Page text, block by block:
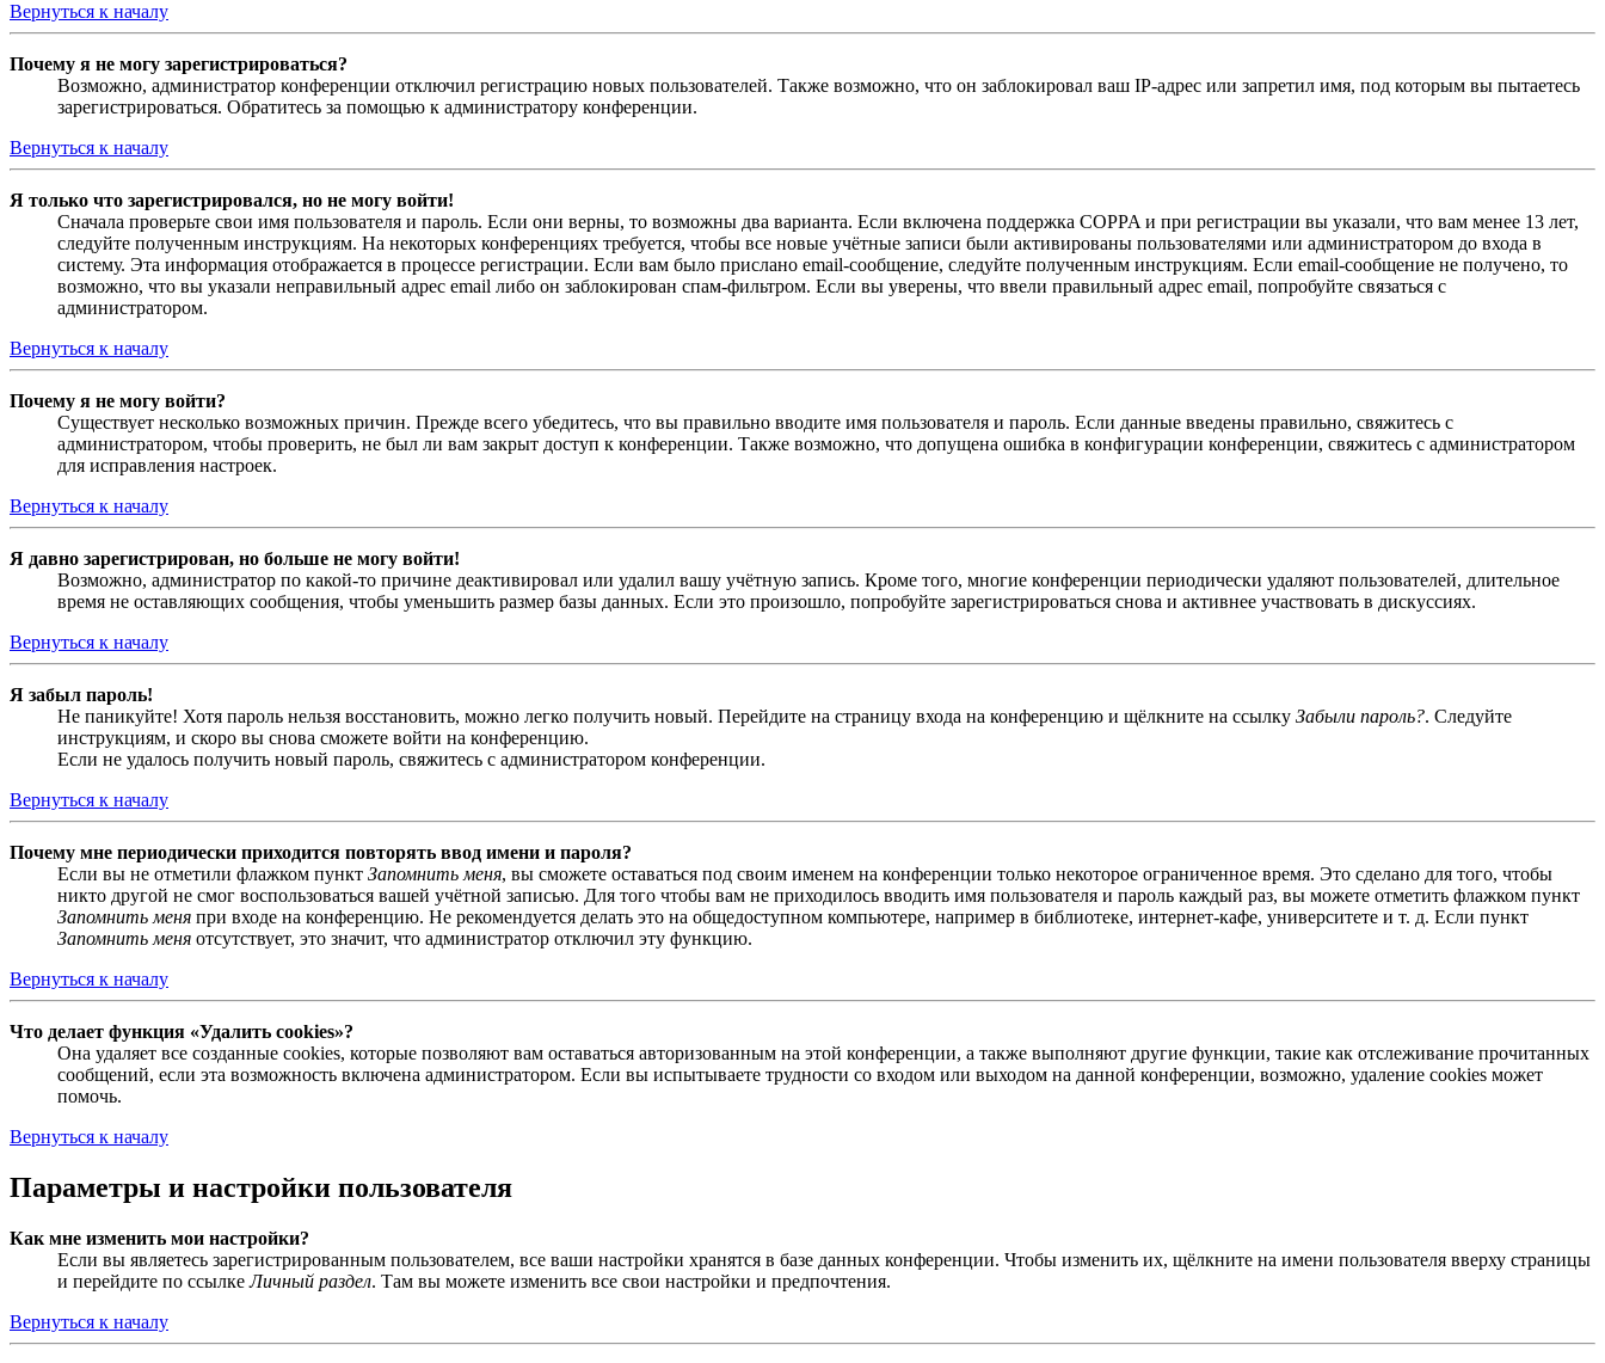
Вернуться к началу
Почему я не могу зарегистрироваться?
Возможно, администратор конференции отключил регистрацию новых пользователей. Также возможно, что он заблокировал ваш IP-адрес или запретил имя, под которым вы пытаетесь
зарегистрироваться. Обратитесь за помощью к администратору конференции.
Вернуться к началу
Я только что зарегистрировался, но не могу войти!
Сначала проверьте свои имя пользователя и пароль. Если они верны, то возможны два варианта. Если включена поддержка COPPA и при регистрации вы указали, что вам менее 13 лет,
следуйте полученным инструкциям. На некоторых конференциях требуется, чтобы все новые учётные записи были активированы пользователями или администратором до входа в
систему. Эта информация отображается в процессе регистрации. Если вам было прислано email-сообщение, следуйте полученным инструкциям. Если email-сообщение не получено, то
возможно, что вы указали неправильный адрес email либо он заблокирован спам-фильтром. Если вы уверены, что ввели правильный адрес email, попробуйте связаться с
администратором.
Вернуться к началу
Почему я не могу войти?
Существует несколько возможных причин. Прежде всего убедитесь, что вы правильно вводите имя пользователя и пароль. Если данные введены правильно, свяжитесь с
администратором, чтобы проверить, не был ли вам закрыт доступ к конференции. Также возможно, что допущена ошибка в конфигурации конференции, свяжитесь с администратором
для исправления настроек.
Вернуться к началу
Я давно зарегистрирован, но больше не могу войти!
Возможно, администратор по какой-то причине деактивировал или удалил вашу учётную запись. Кроме того, многие конференции периодически удаляют пользователей, длительное
время не оставляющих сообщения, чтобы уменьшить размер базы данных. Если это произошло, попробуйте зарегистрироваться снова и активнее участвовать в дискуссиях.
Вернуться к началу
Я забыл пароль!
Не паникуйте! Хотя пароль нельзя восстановить, можно легко получить новый. Перейдите на страницу входа на конференцию и щёлкните на ссылку Забыли пароль?. Следуйте
инструкциям, и скоро вы снова сможете войти на конференцию.
Если не удалось получить новый пароль, свяжитесь с администратором конференции.
Вернуться к началу
Почему мне периодически приходится повторять ввод имени и пароля?
Если вы не отметили флажком пункт Запомнить меня, вы сможете оставаться под своим именем на конференции только некоторое ограниченное время. Это сделано для того, чтобы
никто другой не смог воспользоваться вашей учётной записью. Для того чтобы вам не приходилось вводить имя пользователя и пароль каждый раз, вы можете отметить флажком пункт
Запомнить меня при входе на конференцию. Не рекомендуется делать это на общедоступном компьютере, например в библиотеке, интернет-кафе, университете и т. д. Если пункт
Запомнить меня отсутствует, это значит, что администратор отключил эту функцию.
Вернуться к началу
Что делает функция «Удалить cookies»?
Она удаляет все созданные cookies, которые позволяют вам оставаться авторизованным на этой конференции, а также выполняют другие функции, такие как отслеживание прочитанных
сообщений, если эта возможность включена администратором. Если вы испытываете трудности со входом или выходом на данной конференции, возможно, удаление cookies может
помочь.
Вернуться к началу
Параметры и настройки пользователя
Как мне изменить мои настройки?
Если вы являетесь зарегистрированным пользователем, все ваши настройки хранятся в базе данных конференции. Чтобы изменить их, щёлкните на имени пользователя вверху страницы
и перейдите по ссылкеЛичный раздел. Там вы можете изменить все свои настройки и предпочтения.
Вернуться к началу